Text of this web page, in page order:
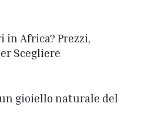
in Africa? Prezzi,
Scegliere
gioiello naturale del